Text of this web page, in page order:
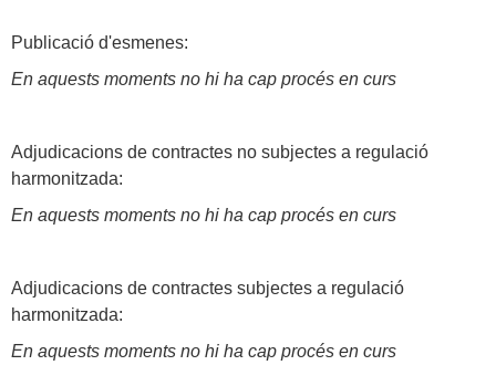
Publicació d'esmenes:
En aquests moments no hi ha cap procés en curs
Adjudicacions de contractes no subjectes a regulació
harmonitzada:
En aquests moments no hi ha cap procés en curs
Adjudicacions de contractes subjectes a regulació
harmonitzada:
En aquests moments no hi ha cap procés en curs